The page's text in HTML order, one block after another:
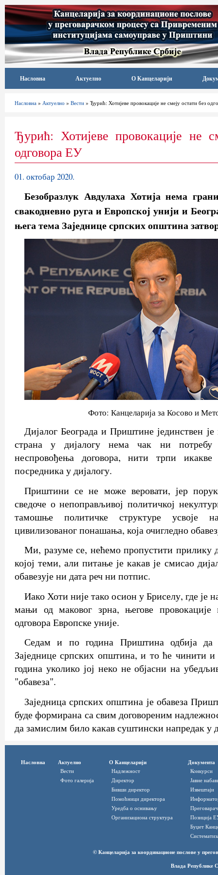
Насловна Актуелно О Канцеларији
Насловна » Актуелно » Вести » Ђурић: Хотијеве провокације не смеју остати без
Ђурић: Хотијеве провокације не
одговора ЕУ
01. октобар 2020.
Безобразлук Авдулаха Хотија нема
свакодневно руга и Европској унији и
њега тема Заједнице српских општина
Фото: Канцеларија за Косово и
Дијалог Београда и Приштине јединствен
страна у дијалогу нема чак ни
неспровођења договора, нити трпи
посредника у дијалогу.
Приштини се не може веровати, јер
сведоче о непоправљивој политичкој
тамошње политичке структуре усвоје
цивилизованог понашања, која очигледно
Ми, разуме се, нећемо пропустити прилику
којој теми, али питање је какав је смисао
обавезује ни дата реч ни потпис.
Иако Хоти није тако осион у Бриселу, где је
мањи од маковог зрна, његове провокације
одговора Европске уније.
Седам и по година Приштина одбија да
Заједнице српских општина, и то ће чинити
година уколико јој неко не објасни на
"обавеза".
Заједница српских општина је обавеза
буде формирана са свим договореним
да замислим било какав суштински напредак у
Насловна Актуелно
Вести
Фото галерија
О Канцеларији
Надлежност
Директор
Бивши директор
Помоћници директора
Уредба о оснивању
Организациона структура
Документа
Конкурси
Јавне
Извештаји
Позиција
Буџет
© Канцеларија за координационе послове у
Влада Републике